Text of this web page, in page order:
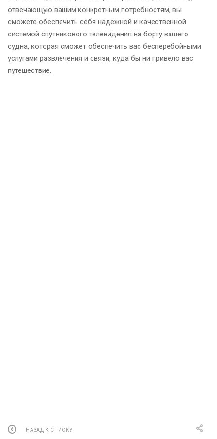
отвечающую вашим конкретным потребностям, вы
сможете обеспечить себя надежной и качественной
системой спутникового телевидения на борту вашего
судна, которая сможет обеспечить вас бесперебойными
услугами развлечения и связи, куда бы ни привело вас
путешествие.
НАЗАД К СПИСКУ